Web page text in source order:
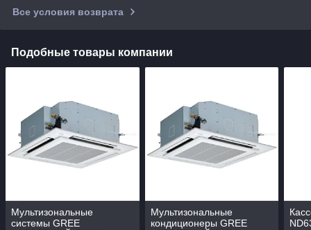
Все условия возврата
Подобные товары компании
Мультизональные
системы GREE
Мультизональные
кондиционеры GREE